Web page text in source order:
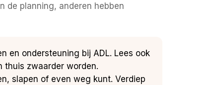
de planning, anderen hebben
en ondersteuning bij ADL. Lees ook
thuis zwaarder worden.
slapen of even weg kunt. Verdiep